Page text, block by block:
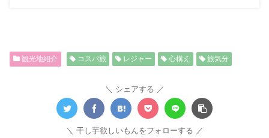
観光地紹介 コスパ旅 レジャー 心構え 旅気分
シェアする
干し芋欲しいもんをフォローする